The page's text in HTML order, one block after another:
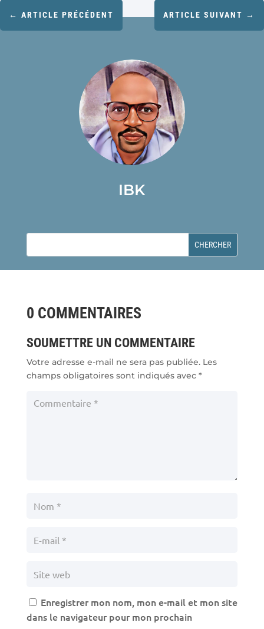
← ARTICLE PRÉCÉDENT ARTICLE SUIVANT →
IBK
0 COMMENTAIRES
SOUMETTRE UN COMMENTAIRE
Votre adresse e-mail ne sera pas publiée. Les
champs obligatoires sont indiqués avec *
Enregistrer mon nom, mon e-mail et mon site
dans le navigateur pour mon prochain